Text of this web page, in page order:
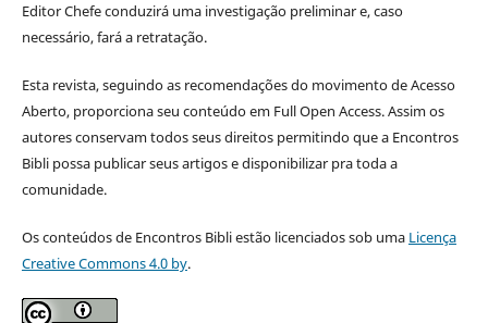
Editor Chefe conduzirá uma investigação preliminar e, caso
necessário, fará a retratação.
Esta revista, seguindo as recomendações do movimento de Acesso
Aberto, proporciona seu conteúdo em Full Open Access. Assim os
autores conservam todos seus direitos permitindo que a Encontros
Bibli possa publicar seus artigos e disponibilizar pra toda a
comunidade.
Os conteúdos de Encontros Bibli estão licenciados sob uma Licença
Creative Commons 4.0 by.